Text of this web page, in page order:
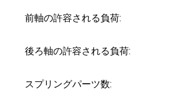
前軸の許容される負荷:
後ろ軸の許容される負荷:
スプリングパーツ数: